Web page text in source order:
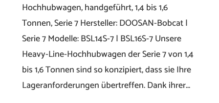
Hochhubwagen, handgeführt, 1,4 bis 1,6
Tonnen, Serie 7 Hersteller: DOOSAN-Bobcat |
Serie 7 Modelle: BSL14S-7 | BSL16S-7 Unsere
Heavy-Line-Hochhubwagen der Serie 7 von 1,4
bis 1,6 Tonnen sind so konzipiert, dass sie Ihre
Lageranforderungen übertreffen. Dank ihrer...